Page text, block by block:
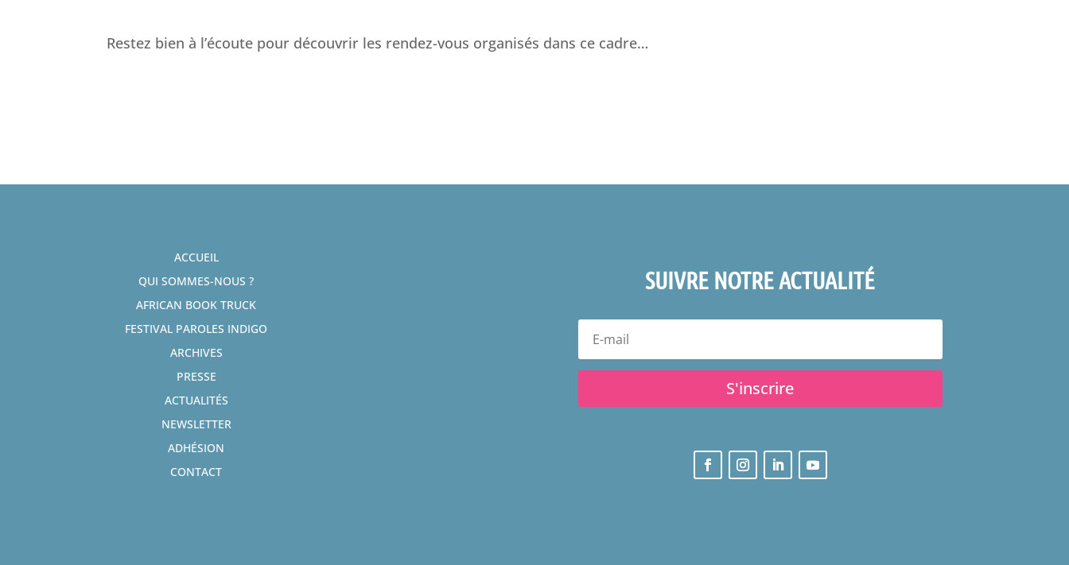
Restez bien à l’écoute pour découvrir les rendez-vous organisés dans ce cadre…
ACCUEIL
QUI SOMMES-NOUS ?
AFRICAN BOOK TRUCK
FESTIVAL PAROLES INDIGO
ARCHIVES
PRESSE
ACTUALITÉS
NEWSLETTER
ADHÉSION
CONTACT
SUIVRE NOTRE ACTUALITÉ
S'inscrire